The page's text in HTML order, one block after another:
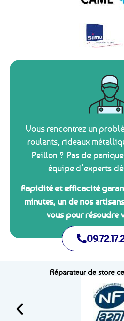
Vous rencontrez un
roulants, rideaux
Peillon ? Pas de
équipe d’experts
Rapidité et efficacité
minutes, un de nos
vous pour résoudre
Réparateur de store